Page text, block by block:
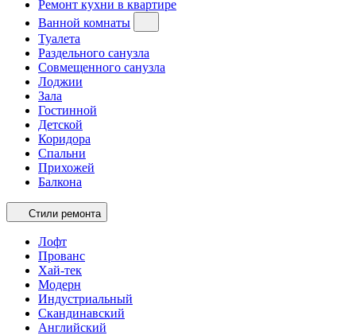
Ремонт кухни в квартире
Ванной комнаты
Туалета
Раздельного санузла
Совмещенного санузла
Лоджии
Зала
Гостинной
Детской
Коридора
Спальни
Прихожей
Балкона
Стили ремонта
Лофт
Прованс
Хай-тек
Модерн
Индустриальный
Скандинавский
Английский